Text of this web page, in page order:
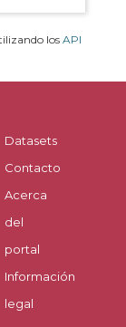
los API
Datasets
Contacto
Acerca
del
portal
Información
legal